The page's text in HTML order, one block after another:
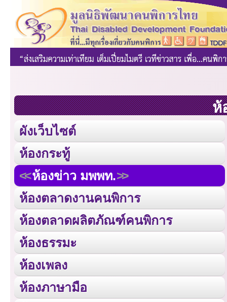
ห้
ผังเว็บไซต์
ห้องกระทู้
ห้องข่าว มพพท.
ห้องตลาดงานคนพิการ
ห้องตลาดผลิตภัณฑ์คนพิการ
ห้องธรรมะ
ห้องเพลง
ห้องภาษามือ